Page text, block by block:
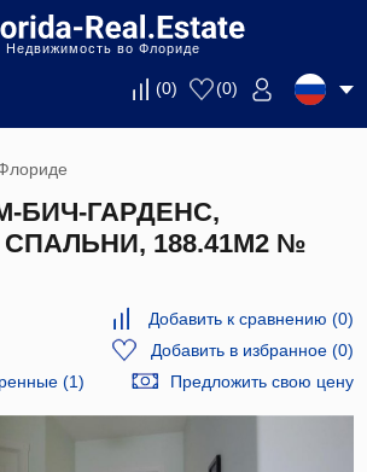
Недвижимость во Флориде
(0) (0)
БИЧ-ГАРДЕНС,
188.41М2 №
Добавить к сравнению (0)
Добавить в избранное(0)
(1)
Предложить свою цену